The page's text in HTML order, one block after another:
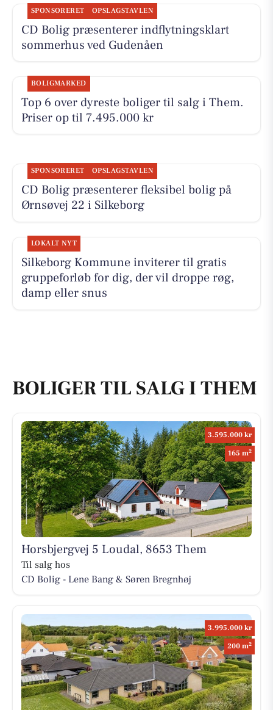
SPONSORERET OPSLAGSTAVLEN
CD Bolig præsenterer indflytningsklart
sommerhus ved Gudenåen
BOLIGMARKED
Top 6 over dyreste boliger til salg i Them.
Priser op til 7.495.000 kr
SPONSORERET OPSLAGSTAVLEN
CD Bolig præsenterer fleksibel bolig på
Ørnsøvej 22 i Silkeborg
LOKALT NYT
Silkeborg Kommune inviterer til gratis
gruppeforløb for dig, der vil droppe røg,
damp eller snus
BOLIGER TIL SALG I THEM
3.595.000 kr
165 m2
Horsbjergvej 5 Loudal, 8653 Them
Til salg hos
CD Bolig - Lene Bang & Søren Bregnhøj
3.995.000 kr
200 m2